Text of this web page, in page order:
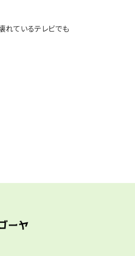
れているテレビでも